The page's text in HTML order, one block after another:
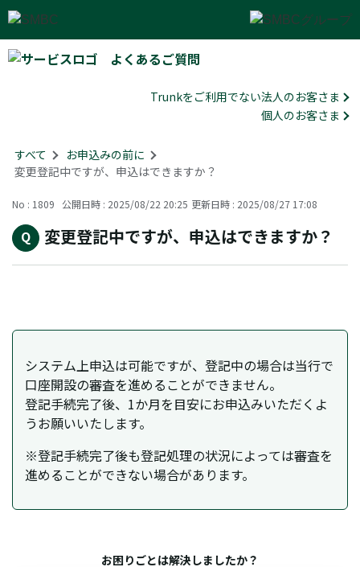
よくあるご質問
Trunkをご利用でない法人のお客さま
個人のお客さま
すべて > お申込みの前に >
変更登記中ですが、申込はできますか？
No : 1809 公開日時 : 2025/08/22 20:25 更新日時 : 2025/08/27 17:08
変更登記中ですが、申込はできますか？
システム上申込は可能ですが、登記中の場合は当行で
口座開設の審査を進めることができません。
登記手続完了後、1か月を目安にお申込みいただくよ
うお願いいたします。
※登記手続完了後も登記処理の状況によっては審査を
進めることができない場合があります。
お困りごとは解決しましたか？